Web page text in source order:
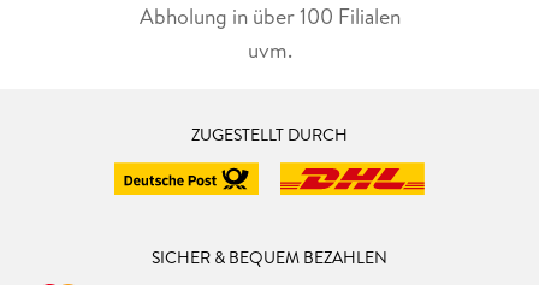
Abholung in über 100 Filialen
uvm.
ZUGESTELLT DURCH
SICHER & BEQUEM BEZAHLEN